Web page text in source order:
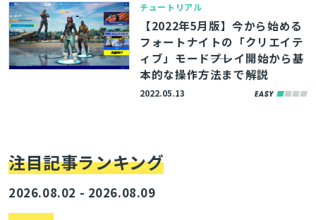
チュートリアル
【2022年5月版】今から始める
フォートナイトの「クリエイテ
ィブ」モード――プレイ開始から基
本的な操作方法まで解説
2022.05.13
注目記事ランキング
2026.08.02 - 2026.08.09